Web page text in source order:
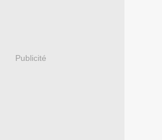
Publicité